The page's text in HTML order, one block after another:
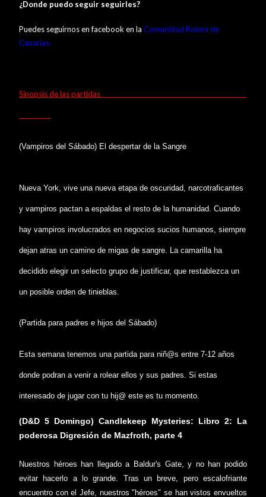
¿Donde puedo seguir seguirles?
Puedes seguirnos en facebook en la Comunidad Rolera de
Canarias.
Sinopsis de las partidas
(Vampiros del Sábado) El despertar de la Sangre
Nueva York, vive una nueva etapa de oscuridad, narcotraficantes
y vampiros pactan a espaldas el resto de la humanidad. Cuando
hay vampiros involucrados en negocios sucios humanos, siempre
dejan atras un camino de migas de sangre. La camarilla ha
decidido elegir un selecto grupo de justificar, que restablezca un
un posible orden de tinieblas.
(Partida para padres e hijos del Sábado)
Esta semana tenemos una partida para niñ@s entre 7-12 años
donde podran a venir a rolear ellos y sus padres. Si estas
interesado de jugar con tu hij@ este es tu momento.
(D&D 5 Domingo) Candlekeep Mysteries: Libro 2: La
poderosa Digresión de Mazfroth, parte 4
Nuestros héroes han llegado a Baldur's Gate, y no han podido
evitar hacerlo a lo grande. Tras un breve, pero escalofriante
encuentro con el Jefe, nuestros "héroes" se han vistos envueltos